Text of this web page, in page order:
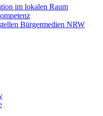
im lokalen Raum
Bürgermedien NRW